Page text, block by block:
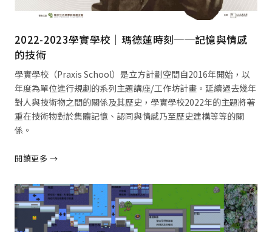
2022-2023學實學校｜瑪德蓮時刻──記憶與情感
的技術
學實學校（Praxis School）是立方計劃空間自2016年開始，以
年度為單位進行規劃的系列主題講座/工作坊計畫。延續過去幾年
對人與技術物之間的關係及其歷史，學實學校2022年的主題將著
重在技術物對於集體記憶、認同與情感乃至歷史建構等等的關
係。
閱讀更多 →